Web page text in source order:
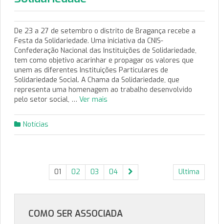
De 23 a 27 de setembro o distrito de Bragança recebe a
Festa da Solidariedade. Uma iniciativa da CNIS-
Confederação Nacional das Instituições de Solidariedade,
tem como objetivo acarinhar e propagar os valores que
unem as diferentes Instituições Particulares de
Solidariedade Social. A Chama da Solidariedade, que
representa uma homenagem ao trabalho desenvolvido
pelo setor social, … Ver mais
Notícias
01 02 03 04 Ultima
COMO SER ASSOCIADA